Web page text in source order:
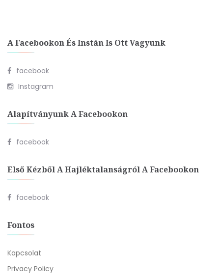
A Facebookon És Instán Is Ott Vagyunk
facebook
Instagram
Alapítványunk A Facebookon
facebook
Első Kézből A Hajléktalanságról A Facebookon
facebook
Fontos
Kapcsolat
Privacy Policy